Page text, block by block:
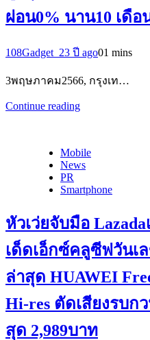
ผ่อน0% นาน10 เดือ
108Gadget_23 ปี ago01 mins
3พฤษภาคม2566, กรุงเท…
Continue reading
Mobile
News
PR
Smartphone
หัวเว่ยจับมือ
เด็ดเอ็กซ์คลูซีฟวันเ
ล่าสุด HUAWEI
Hi-res ตัดเสียงรบก
สุด 2,989บาท